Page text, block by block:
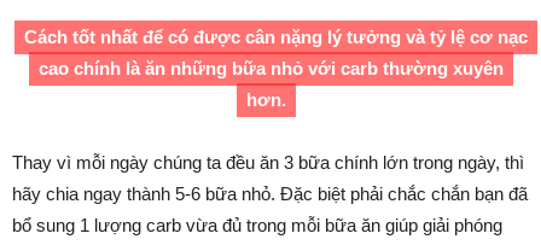
Cách tốt nhất để có được cân nặng lý tưởng và tỷ lệ cơ nạc
cao chính là ăn những bữa nhỏ với carb thường xuyên
hơn.
Thay vì mỗi ngày chúng ta đều ăn 3 bữa chính lớn trong ngày, thì
hãy chia ngay thành 5-6 bữa nhỏ. Đặc biệt phải chắc chắn bạn đã
bổ sung 1 lượng carb vừa đủ trong mỗi bữa ăn giúp giải phóng